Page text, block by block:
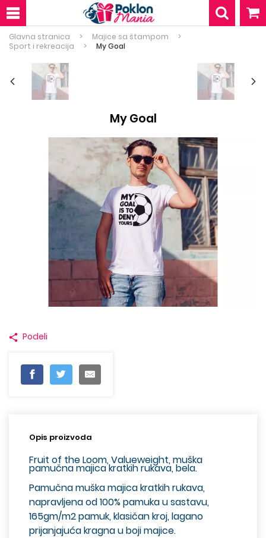
Glavna stranica
Majice sa štampom
Sport i rekreacija
My Goal
My Goal
Podeli
Opis proizvoda
Fruit of the Loom, Valueweight, muška
pamučna majica kratkih rukava,bela.
Pamučna muška majica kratkih rukava,
napravljena od 100% pamuka u sastavu,
165gm/m2 pamuk, klasičan kroj, lagano
prijanjajuća kragna u boji majice.